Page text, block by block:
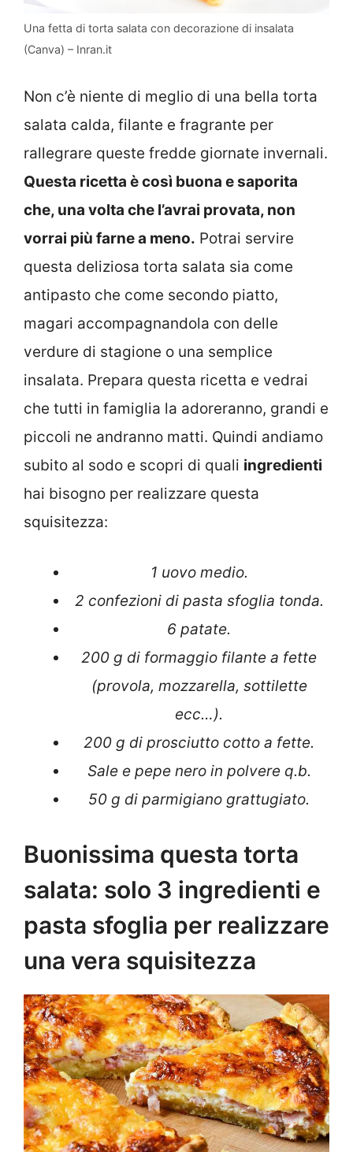
Una fetta di torta salata con decorazione di insalata
(Canva) – Inran.it
Non c’è niente di meglio di una bella torta
salata calda, filante e fragrante per
rallegrare queste fredde giornate invernali.
Questa ricetta è così buona e saporita
che, una volta che l’avrai provata, non
vorrai più farne a meno. Potrai servire
questa deliziosa torta salata sia come
antipasto che come secondo piatto,
magari accompagnandola con delle
verdure di stagione o una semplice
insalata. Prepara questa ricetta e vedrai
che tutti in famiglia la adoreranno, grandi e
piccoli ne andranno matti. Quindi andiamo
subito al sodo e scopri di quali ingredienti
hai bisogno per realizzare questa
squisitezza:
1 uovo medio.
2 confezioni di pasta sfoglia tonda.
6 patate.
200 g di formaggio filante a fette
(provola, mozzarella, sottilette
ecc…).
200 g di prosciutto cotto a fette.
Sale e pepe nero in polvere q.b.
50 g di parmigiano grattugiato.
Buonissima questa torta
salata: solo 3 ingredienti e
pasta sfoglia per realizzare
una vera squisitezza